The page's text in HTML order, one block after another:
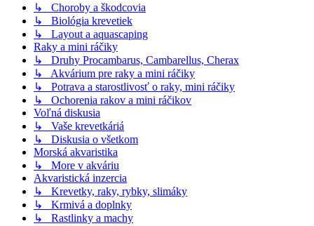
↳ Choroby a škodcovia
↳ Biológia krevetiek
↳ Layout a aquascaping
Raky a mini ráčiky
↳ Druhy Procambarus, Cambarellus, Cherax
↳ Akvárium pre raky a mini ráčiky
↳ Potrava a starostlivosť o raky, mini ráčiky
↳ Ochorenia rakov a mini ráčikov
Voľná diskusia
↳ Vaše krevetkáriá
↳ Diskusia o všetkom
Morská akvaristika
↳ More v akváriu
Akvaristická inzercia
↳ Krevetky, raky, rybky, slimáky
↳ Krmivá a doplnky
↳ Rastlinky a machy